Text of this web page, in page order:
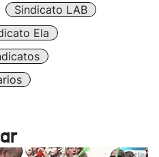
Sindicato LAB
Ela